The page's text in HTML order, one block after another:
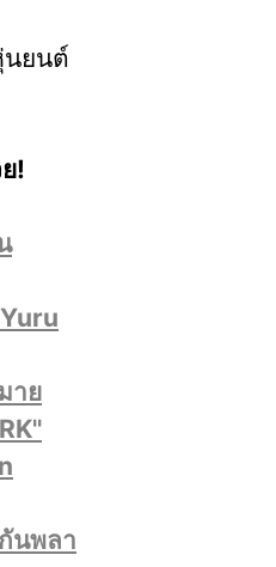
นยนต์
!
าย
นพลา